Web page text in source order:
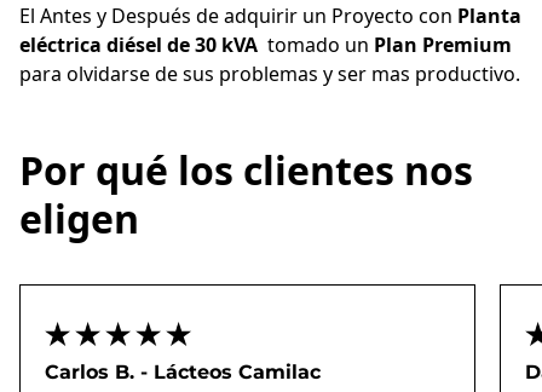
El Antes y Después de adquirir un Proyecto con Planta
eléctrica diésel de 30 kVA
  tomado un
Plan Premium
para olvidarse de sus problemas y ser mas productivo.
Por qué los clientes nos
eligen
Carlos B. - Lácteos Camilac